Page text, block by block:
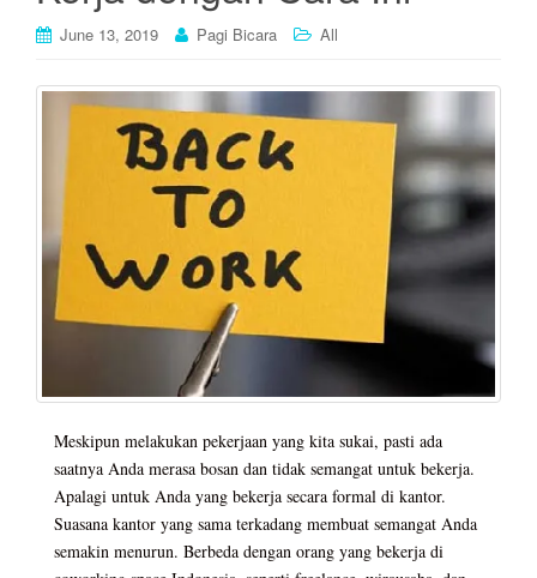
June 13, 2019 Pagi Bicara All
Meskipun melakukan pekerjaan yang kita sukai, pasti ada
saatnya Anda merasa bosan dan tidak semangat untuk bekerja.
Apalagi untuk Anda yang bekerja secara formal di kantor.
Suasana kantor yang sama terkadang membuat semangat Anda
semakin menurun. Berbeda dengan orang yang bekerja di